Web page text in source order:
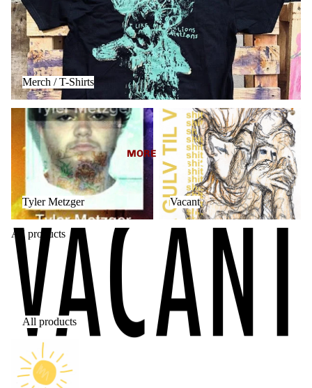
MORE
Merch / T-Shirts
Tyler Metzger
Tyler Metzger
Vacant
Vacant
All products
All products